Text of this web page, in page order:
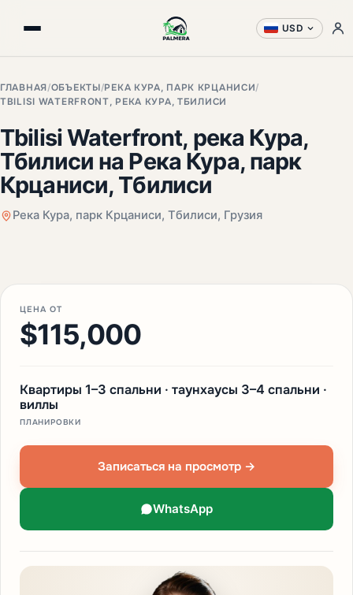
USD
ГЛАВНАЯ /ОБЪЕКТЫ/РЕКА КУРА, ПАРК КРЦАНИСИ/
TBILISI WATERFRONT, РЕКА КУРА, ТБИЛИСИ
Tbilisi Waterfront, река Кура,
Тбилиси на Река Кура, парк
Крцаниси, Тбилиси
Река Кура, парк Крцаниси, Тбилиси, Грузия
ЦЕНА ОТ
$115,000
Квартиры 1–3 спальни · таунхаусы 3–4 спальни ·
виллы
ПЛАНИРОВКИ
Записаться на просмотр →
WhatsApp